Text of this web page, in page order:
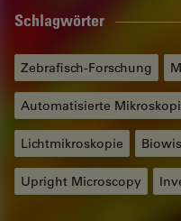
Schlagwörter
Zebrafisch-Forschung
Automatisierte
Lichtmikroskopie
Upright Microscopy